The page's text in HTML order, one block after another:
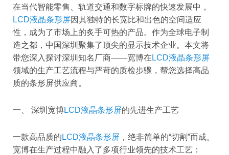
在当代智能零售、轨道交通和数字标牌的快速发展中，
LCD液晶条形屏因其独特的长宽比和出色的空间适应
性，成为了市场上的炙手可热的产品。作为全球电子制
造之都，中国深圳聚集了顶尖的显示技术企业。本文将
带您深入探讨深圳知名厂商——宽博在 LCD液晶条形屏
领域的生产工艺流程与严苛的质检步骤，帮您选择高品
质的条形屏供应商。
一、 深圳宽博LCD液晶条形屏的先进生产工艺
一款高品质的 LCD液晶条形屏 ，绝非简单的“切割”而成。
宽博在生产过程中融入了多项行业领先的技术工艺：